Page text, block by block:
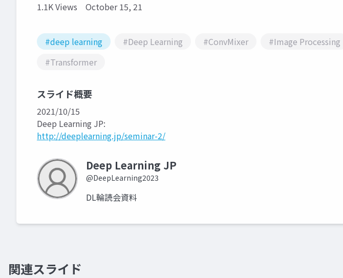
1.1K Views October 15, 21
#deep learning #Deep Learning #ConvMixer #Image Processing
#Transformer
スライド概要
2021/10/15
Deep Learning JP:
http://deeplearning.jp/seminar-2/
Deep Learning JP
@DeepLearning2023
DL輪読会資料
関連スライド